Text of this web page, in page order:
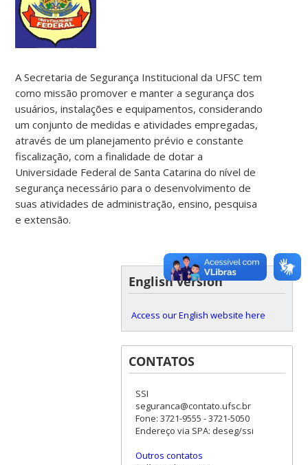
A Secretaria de Segurança Institucional da UFSC tem
como missão promover e manter a segurança dos
usuários, instalações e equipamentos, considerando
um conjunto de medidas e atividades empregadas,
através de um planejamento prévio e constante
fiscalização, com a finalidade de dotar a
Universidade Federal de Santa Catarina do nível de
segurança necessário para o desenvolvimento de
suas atividades de administração, ensino, pesquisa
e extensão.
English version
Access our English website here
CONTATOS
SSI
seguranca@contato.ufsc.br
Fone: 3721-9555 - 3721-5050
Endereço via SPA: deseg/ssi
Outros contatos